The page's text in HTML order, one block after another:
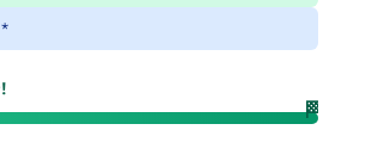
*
🏁